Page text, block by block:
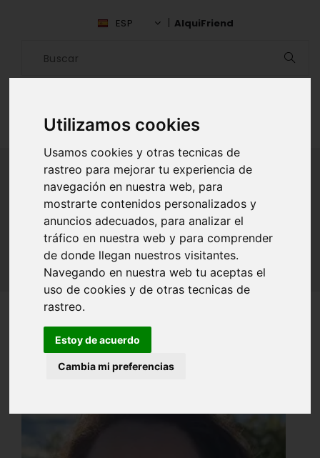
Utilizamos cookies
Usamos cookies y otras tecnicas de
rastreo para mejorar tu experiencia de
navegación en nuestra web, para
mostrarte contenidos personalizados y
anuncios adecuados, para analizar el
tráfico en nuestra web y para comprender
de donde llegan nuestros visitantes.
Navegando en nuestra web tu aceptas el
uso de cookies y de otras tecnicas de
rastreo.
Estoy de acuerdo
Cambia mi preferencias
ESP AlquiFriend
ALQUILAR AMIGO
Amigos Valencia Maricarmen Almudever Fort